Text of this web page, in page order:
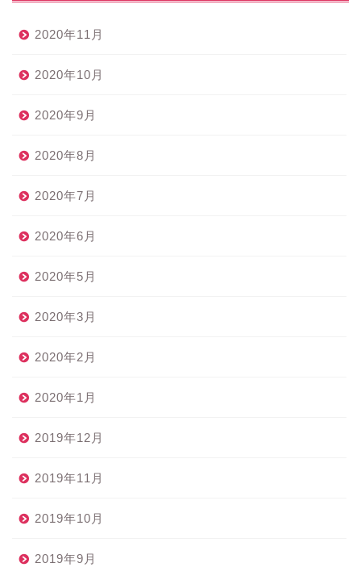
2020年11月
2020年10月
2020年9月
2020年8月
2020年7月
2020年6月
2020年5月
2020年3月
2020年2月
2020年1月
2019年12月
2019年11月
2019年10月
2019年9月